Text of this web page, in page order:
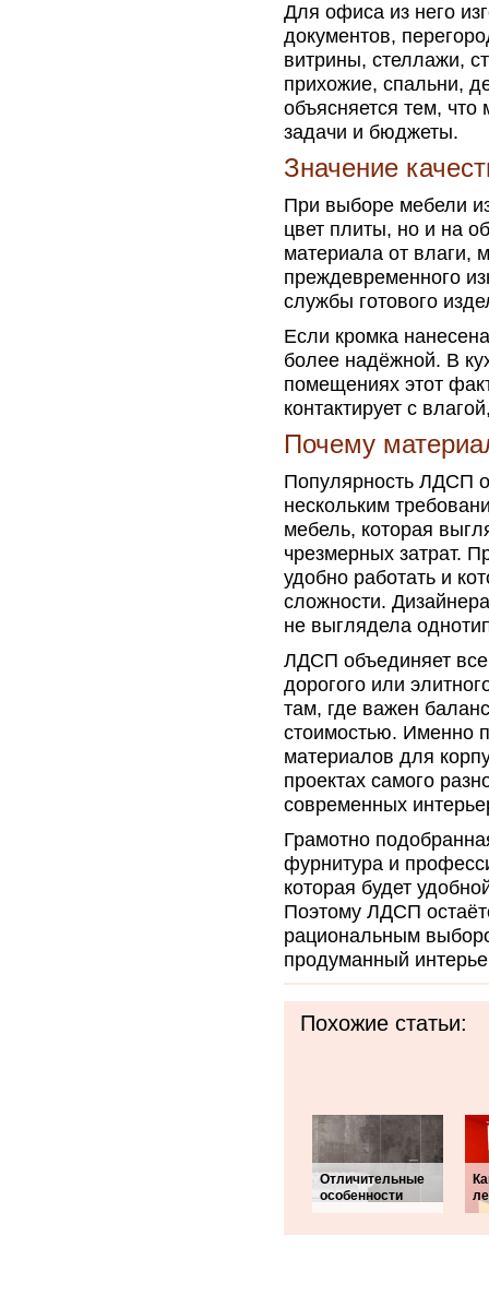
Для офиса из него
документов,
витрины, стеллажи,
прихожие, спальни,
объясняется тем, что
задачи и бюджеты.
Значение
При выборе мебели
цвет плиты, но и на
материала от влаги,
преждевременного
службы готового
Если кромка
более надёжной. В
помещениях этот
контактирует с
Почему
Популярность ЛДСП
нескольким
мебель, которая
чрезмерных затрат.
удобно работать и
сложности.
не выглядела
ЛДСП объединяет все
дорогого или
там, где важен
стоимостью. Именно
материалов для
проектах самого
современных
Грамотно
фурнитура и
которая будет
Поэтому ЛДСП
рациональным
продуманный
Похожие статьи:
Отличительные
особенности